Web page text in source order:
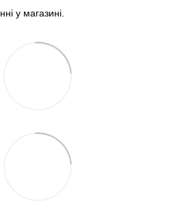
у магазині.